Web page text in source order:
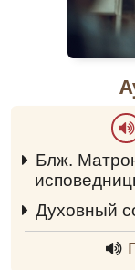
Блж.
0:00
Духовный
0:00